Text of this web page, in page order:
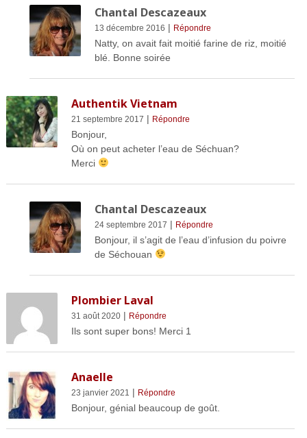
Chantal Descazeaux
13 décembre 2016 | Répondre
Natty, on avait fait moitié farine de riz, moitié
blé. Bonne soirée
Authentik Vietnam
21 septembre 2017 | Répondre
Bonjour,
Où on peut acheter l’eau de Séchuan?
Merci
Chantal Descazeaux
24 septembre 2017 | Répondre
Bonjour, il s’agit de l’eau d’infusion du poivre
de Séchouan
Plombier Laval
31 août 2020| Répondre
Ils sont super bons! Merci 1
Anaelle
23 janvier 2021 | Répondre
Bonjour, génial beaucoup de goût.